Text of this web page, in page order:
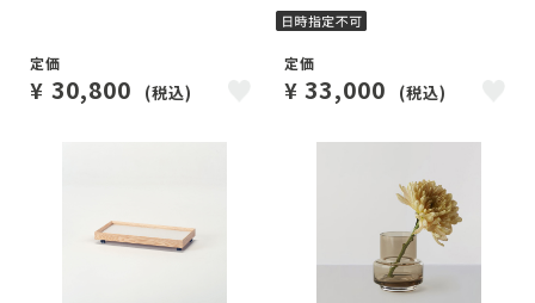
定価
¥ 30,800 (税込)
定価
¥33,000 (税込)